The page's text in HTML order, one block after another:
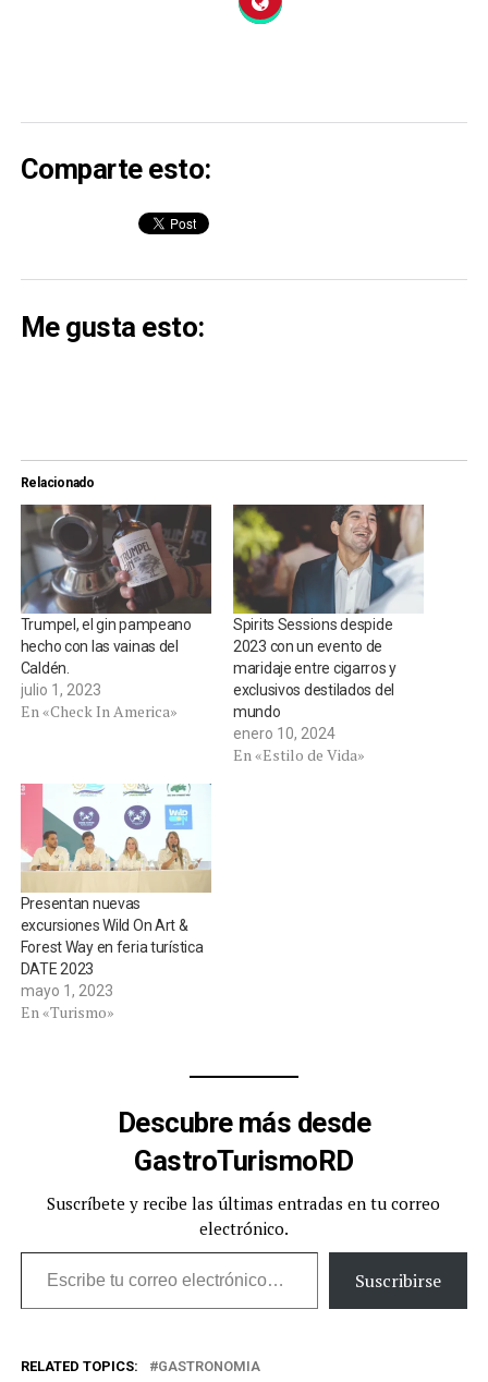
Comparte esto:
Me gusta esto:
Relacionado
Trumpel, el gin pampeano
hecho con las vainas del
Caldén.
julio 1, 2023
En «Check In America»
Spirits Sessions despide
2023 con un evento de
maridaje entre cigarros y
exclusivos destilados del
mundo
enero 10, 2024
En «Estilo de Vida»
Presentan nuevas
excursiones Wild On Art &
Forest Way en feria turística
DATE 2023
mayo 1, 2023
En «Turismo»
Descubre más desde
GastroTurismoRD
Suscríbete y recibe las últimas entradas en tu correo
electrónico.
Escribe tu correo electrónico…
Suscribirse
RELATED TOPICS: GASTRONOMIA